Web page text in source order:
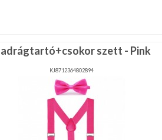
szett - Pink
KJ8712364802894